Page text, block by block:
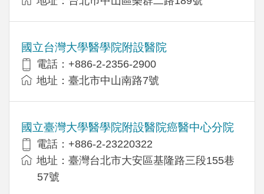
國立台灣大學醫學院附設醫院
電話：+886-2-2356-2900
地址：臺北市中山南路7號
國立臺灣大學醫學院附設醫院癌醫中心分院
電話：+886-2-23220322
地址：臺灣台北市大安區基隆路三段155巷
57號